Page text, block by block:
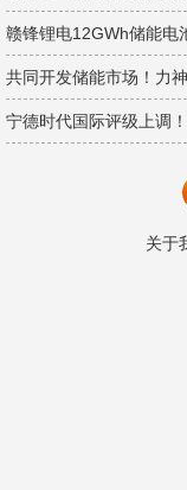
赣锋锂电12GWh储能电
共同开发储能市场！力
宁德时代国际评级上调
关于